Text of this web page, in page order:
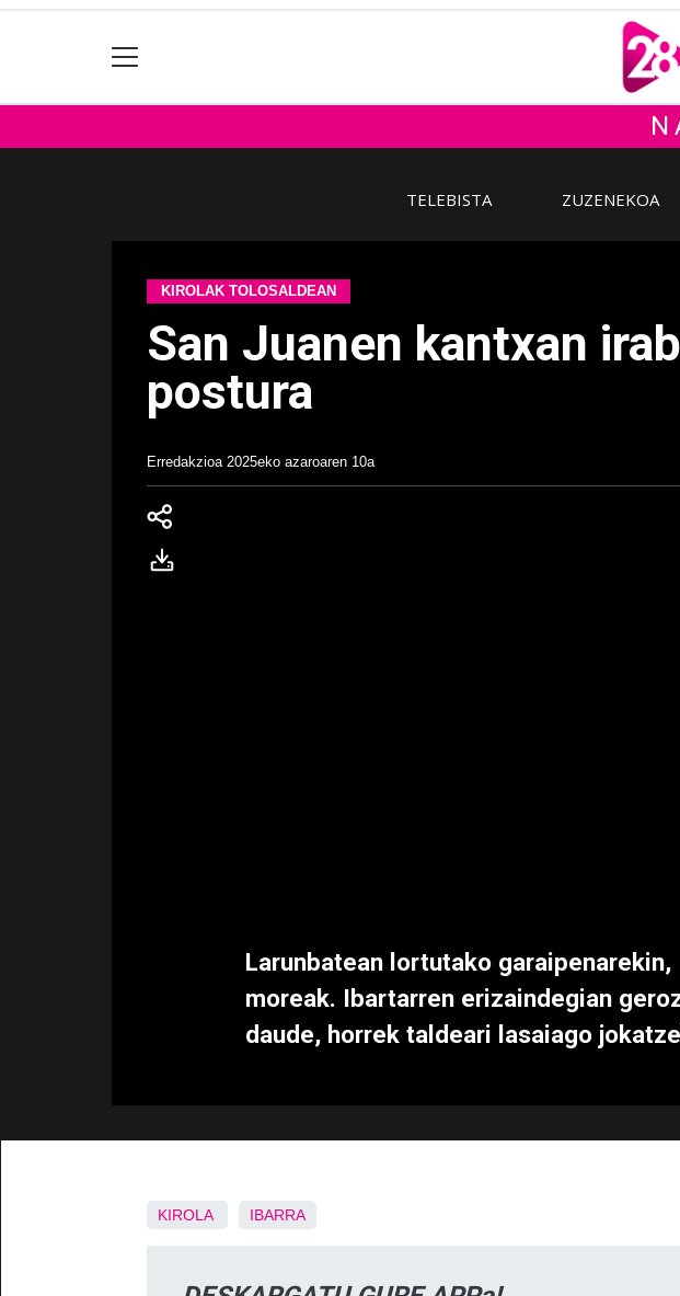
TELEBISTA ZUZENEKOA
KIROLAK TOLOSALDEAN
San Juanen kantxan
postura
Erredakzioa 2025eko azaroaren 10a
Larunbatean lortutako
moreak. Ibartarren erizaindegian
daude, horrek taldeari lasaiago
KIROLA IBARRA